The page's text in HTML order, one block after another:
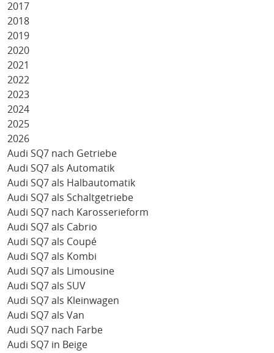
2017
2018
2019
2020
2021
2022
2023
2024
2025
2026
Audi SQ7 nach Getriebe
Audi SQ7 als Automatik
Audi SQ7 als Halbautomatik
Audi SQ7 als Schaltgetriebe
Audi SQ7 nach Karosserieform
Audi SQ7 als Cabrio
Audi SQ7 als Coupé
Audi SQ7 als Kombi
Audi SQ7 als Limousine
Audi SQ7 als SUV
Audi SQ7 als Kleinwagen
Audi SQ7 als Van
Audi SQ7 nach Farbe
Audi SQ7 in Beige